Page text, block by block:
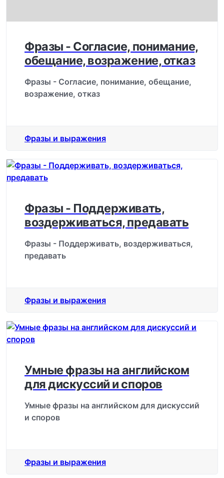
Фразы - Согласие, понимание,
обещание, возражение, отказ
Фразы - Согласие, понимание, обещание,
возражение, отказ
Фразы и выражения
Фразы - Поддерживать,
воздерживаться, предавать
Фразы - Поддерживать, воздерживаться,
предавать
Фразы и выражения
Умные фразы на английском
для дискуссий и споров
Умные фразы на английском для дискуссий
и споров
Фразы и выражения